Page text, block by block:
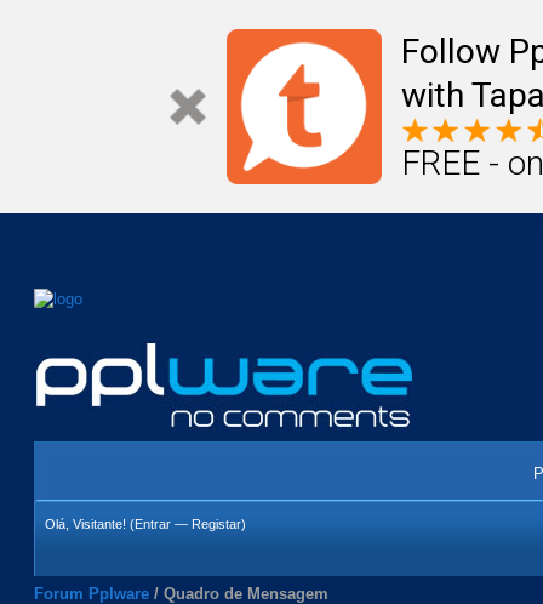
Follow
with
FREE -
Olá, Visitante! (Entrar — Registar)
Forum Pplware / Quadro de Mensagem